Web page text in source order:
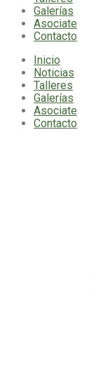
Galerías
Asociate
Contacto
Inicio
Noticias
Talleres
Galerías
Asociate
Contacto